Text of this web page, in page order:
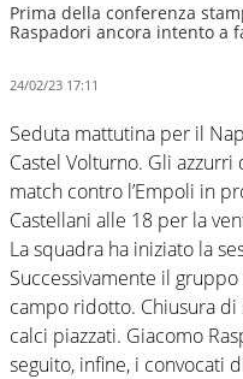
Prima della conferenza
Raspadori ancora intento a
24/02/23 17:11
Seduta mattutina per il
Castel Volturno. Gli
match contro l’Empoli in
Castellani alle 18 per la
La squadra ha iniziato la
Successivamente il
campo ridotto. Chiusura
calci piazzati. Giacomo
seguito, infine, i convocati